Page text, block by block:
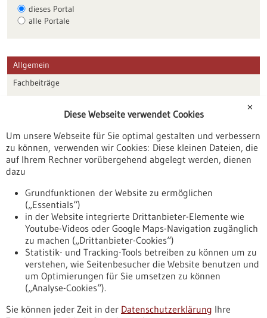
dieses Portal
alle Portale
Allgemein
Fachbeiträge
Veranstaltungen
Erscheinungsdatum
Nach oben
✕
Diese Webseite verwendet Cookies
Um unsere Webseite für Sie optimal gestalten und verbessern
zu können, verwenden wir Cookies: Diese kleinen Dateien, die
auf Ihrem Rechner vorübergehend abgelegt werden, dienen
dazu
Grundfunktionen der Website zu ermöglichen
(„Essentials“)
in der Website integrierte Drittanbieter-Elemente wie
Youtube-Videos oder Google Maps-Navigation zugänglich
zu machen („Drittanbieter-Cookies“)
Statistik- und Tracking-Tools betreiben zu können um zu
verstehen, wie Seitenbesucher die Website benutzen und
um Optimierungen für Sie umsetzen zu können
(„Analyse-Cookies“).
Sie können jeder Zeit in der Datenschutzerklärung Ihre